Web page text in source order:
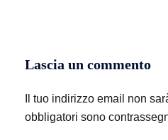
Lascia un commento
Il tuo indirizzo email non
obbligatori sono